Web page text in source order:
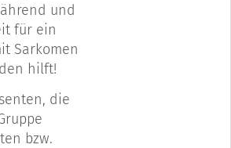
und
für ein
Sarkomen
hilft!
die
bzw.